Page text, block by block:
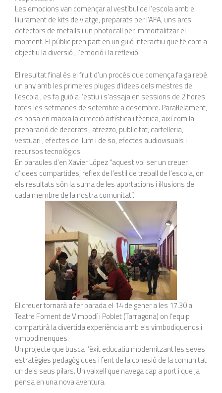
Les emocions van començar al vestíbul de l’escola amb el
lliurament de kits de viatge, preparats per l’AFA, uns arcs
detectors de metalls i un photocall per immortalitzar el
moment. El públic pren part en un guió interactiu que té com a
objectiu la diversió , l’emoció i la reflexió.
El resultat final és el fruit d’un procés que comença fa gairebé
un any amb les primeres pluges d’idees dels mestres de
l’escola , es fa guió a l’estiu i s’assaja en sessions de 2 hores
totes les setmanes de setembre a desembre. Paral·lelament,
es posa en marxa la direcció artística i tècnica, així com la
preparació de decorats , atrezzo, publicitat, cartelleria,
vestuari , efectes de llum i de so, efectes audiovisuals i
recursos tecnològics.
En paraules d’en Xavier López “aquest vol ser un creuer
d’idees compartides, reflex de l’estil de treball de l’escola, on
els resultats són la suma de les aportacions i il·lusions de
cada membre de la nostra comunitat”.
El creuer tornarà a fer parada el 14 de gener a les 17.30 al
Teatre Foment de Vimbodí i Poblet (Tarragona) on l’equip
compartirà la divertida experiència amb els vimbodiquencs i
vimbodinenques.
Un projecte que busca l’èxit educatiu modernitzant les seves
estratègies pedagògiques i fent de la cohesió de la comunitat
un dels seus pilars. Un vaixell que navega cap a port i que ja
pensa en una nova aventura.